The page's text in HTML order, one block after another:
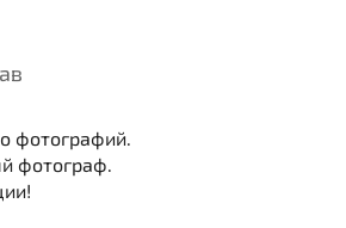
фотографий.
фотограф.